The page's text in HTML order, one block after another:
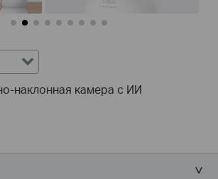
наклонная камера с ИИ